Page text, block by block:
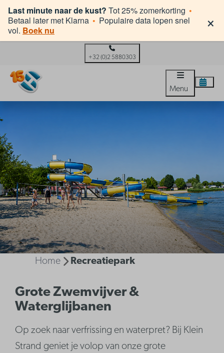
Last minute naar de kust? Tot 25% zomerkorting •
Betaal later met Klarna • Populaire data lopen snel
vol. Boek nu ×
+32 (0)2 5880303
Menu
Home Recreatiepark
Grote Zwemvijver &
Waterglijbanen
Op zoek naar verfrissing en waterpret? Bij Klein
Strand geniet je volop van onze grote